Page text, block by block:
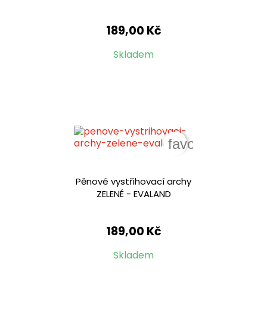
189,00 Kč
Skladem
Pěnové vystřihovací archy
ZELENÉ - EVALAND
189,00 Kč
Skladem
favorite_border